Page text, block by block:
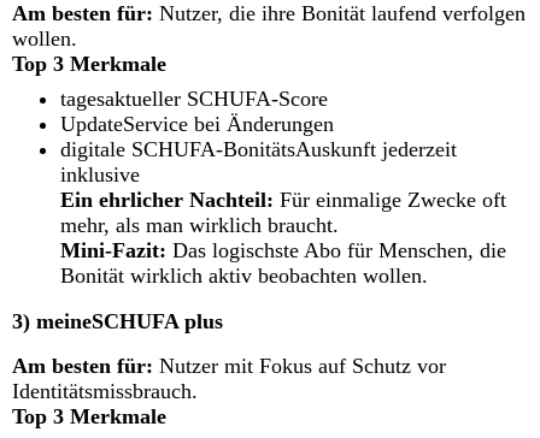
Am besten für: Nutzer, die ihre Bonität laufend verfolgen
wollen.
Top 3 Merkmale
tagesaktueller SCHUFA-Score
UpdateService bei Änderungen
digitale SCHUFA-BonitätsAuskunft jederzeit
inklusive
Ein ehrlicher Nachteil: Für einmalige Zwecke oft
mehr, als man wirklich braucht.
Mini-Fazit: Das logischste Abo für Menschen, die
Bonität wirklich aktiv beobachten wollen.
3) meineSCHUFA plus
Am besten für: Nutzer mit Fokus auf Schutz vor
Identitätsmissbrauch.
Top 3 Merkmale